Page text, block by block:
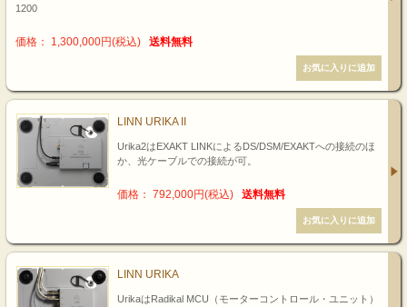
1200
価格： 1,300,000円(税込) 送料無料
LINN URIKA II
Urika2はEXAKT LINKによるDS/DSM/EXAKTへの接続のほ
か、光ケーブルでの接続が可。
価格： 792,000円(税込) 送料無料
LINN URIKA
UrikaはRadikal MCU（モーターコントロール・ユニット）